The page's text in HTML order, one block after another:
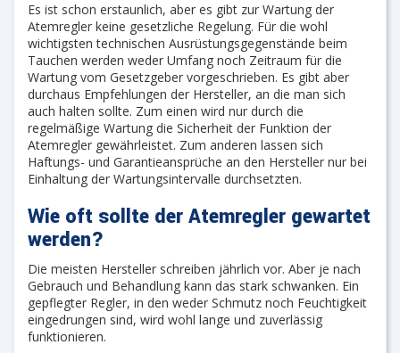
Es ist schon erstaunlich, aber es gibt zur Wartung der
Atemregler keine gesetzliche Regelung. Für die wohl
wichtigsten technischen Ausrüstungsgegenstände beim
Tauchen werden weder Umfang noch Zeitraum für die
Wartung vom Gesetzgeber vorgeschrieben. Es gibt aber
durchaus Empfehlungen der Hersteller, an die man sich
auch halten sollte. Zum einen wird nur durch die
regelmäßige Wartung die Sicherheit der Funktion der
Atemregler gewährleistet. Zum anderen lassen sich
Haftungs- und Garantieansprüche an den Hersteller nur bei
Einhaltung der Wartungsintervalle durchsetzten.
Wie oft sollte der Atemregler gewartet
werden?
Die meisten Hersteller schreiben jährlich vor. Aber je nach
Gebrauch und Behandlung kann das stark schwanken. Ein
gepflegter Regler, in den weder Schmutz noch Feuchtigkeit
eingedrungen sind, wird wohl lange und zuverlässig
funktionieren.